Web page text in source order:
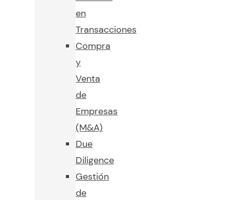
en
Transacciones
Compra
y
Venta
de
Empresas
(M&A)
Due
Diligence
Gestión
de